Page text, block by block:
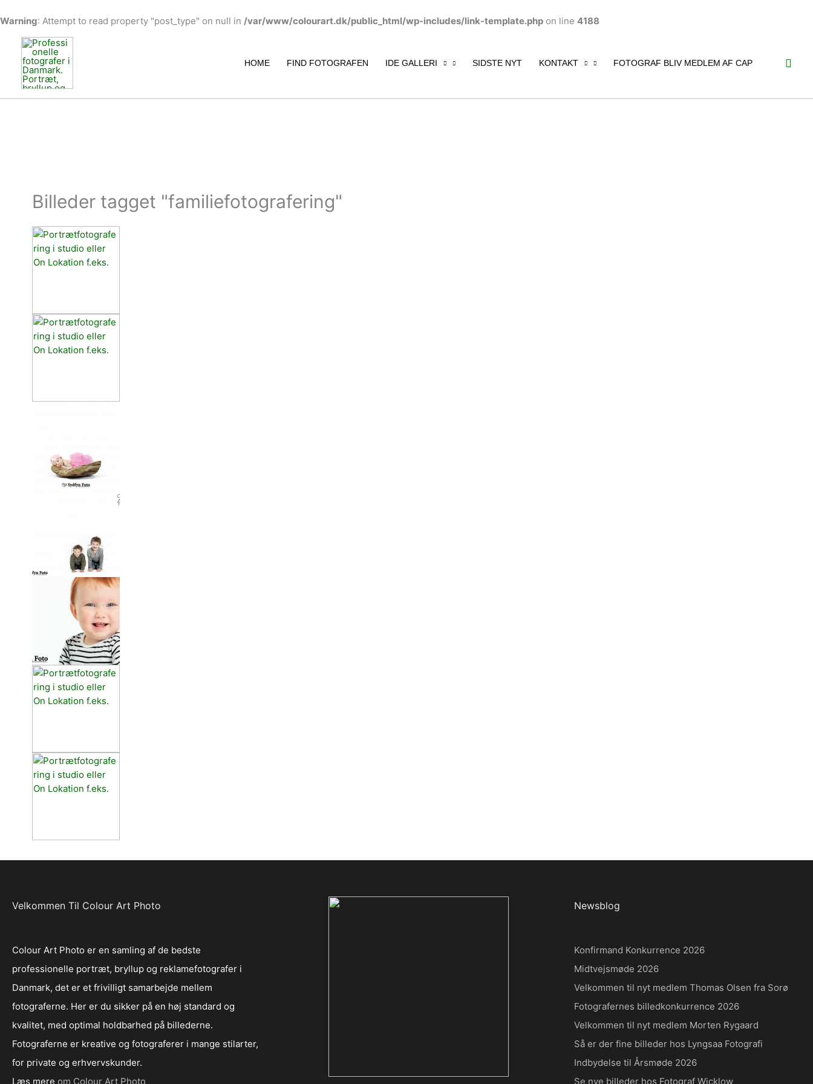
Warning: Attempt to read property "post_type" on null in /var/www/colourart.dk/public_html/wp-includes/link-template.php on line 4188
indholdet
HOME FIND FOTOGRAFEN IDE GALLERI SIDSTE NYT KONTAKT FOTOGRAF BLIV MEDLEM AF CAP Søg
Billeder tagget "familiefotografering"
Velkommen Til Colour Art Photo
Colour Art Photo er en samling af de bedste
professionelle portræt, bryllup og reklamefotografer i
Danmark, det er et frivilligt samarbejde mellem
fotograferne. Her er du sikker på en høj standard og
kvalitet, med optimal holdbarhed på billederne.
Fotograferne er kreative og fotograferer i mange stilarter,
for private og erhvervskunder.
Læs mere om Colour Art Photo
Newsblog
Konfirmand Konkurrence 2026
Midtvejsmøde 2026
Velkommen til nyt medlem Thomas Olsen fra Sorø
Fotografernes billedkonkurrence 2026
Velkommen til nyt medlem Morten Rygaard
Så er der fine billeder hos Lyngsaa Fotografi
Indbydelse til Årsmøde 2026
Se nye billeder hos Fotograf Wicklow